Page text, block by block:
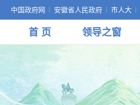
中国政府网 安徽省人民政府 市人大
首 页 领导之窗